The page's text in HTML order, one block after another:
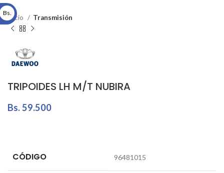
Inicio Transmisión
TRIPOIDES LH M/T NUBIRA
Bs.59.500
CÓDIGO 96481015
Bs.